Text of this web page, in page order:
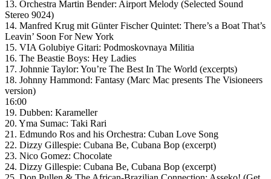
13. Orchestra Martin Bender: Airport Melody (Selected Sound
Stereo 9024)
14. Manfred Krug mit Günter Fischer Quintet: There’s a Boat That’s
Leavin’ Soon For New York
15. VIA Golubiye Gitari: Podmoskovnaya Militia
16. The Beastie Boys: Hey Ladies
17. Johnnie Taylor: You’re The Best In The World (excerpts)
18. Johnny Hammond: Fantasy (Marc Mac presents The Visioneers
version)
16:00
19. Dubben: Karameller
20. Yma Sumac: Taki Rari
21. Edmundo Ros and his Orchestra: Cuban Love Song
22. Dizzy Gillespie: Cubana Be, Cubana Bop (excerpt)
23. Nico Gomez: Chocolate
24. Dizzy Gillespie: Cubana Be, Cubana Bop (excerpt)